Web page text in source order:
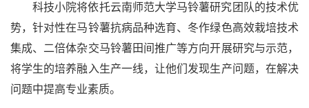
科技小院将依托云南师范大学马铃薯研究团队的技术优
势，针对性在马铃薯抗病品种选育、冬作绿色高效栽培技术
集成、二倍体杂交马铃薯田间推广等方向开展研究与示范，
将学生的培养融入生产一线，让他们发现生产问题，在解决
问题中提高专业素质。